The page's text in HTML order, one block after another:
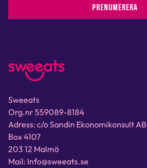
PRENUMERERA
Sweeats
Org.nr 559089-8184
Adress: c/o Sandin Ekonomikonsult AB
Box 4107
203 12 Malmö
Mail: Info@sweeats.se